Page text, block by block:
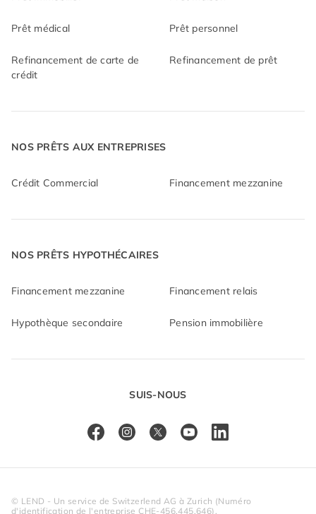
SUIS-NOUS
Prêt médical Prêt personnel
Refinancement de carte de
crédit
Refinancement de prêt
NOS PRÊTS AUX ENTREPRISES
Crédit Commercial Financement mezzanine
NOS PRÊTS HYPOTHÉCAIRES
Financement mezzanine Financement relais
Hypothèque secondaire Pension immobilière
© LEND - Un service de Switzerlend AG à Zurich (Numéro
d'identification de l'entreprise CHE-456.445.646).